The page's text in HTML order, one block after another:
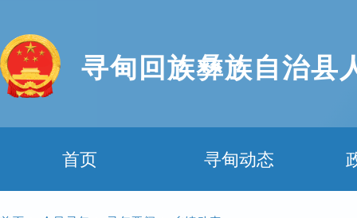
寻甸回族彝族自治县
首页 寻甸动态